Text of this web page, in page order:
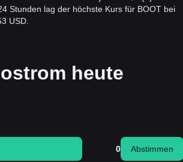
Stunden lag der höchste Kurs für BOOT bei
USD.
heute
0 Abstimmen